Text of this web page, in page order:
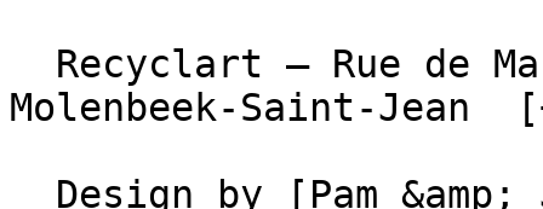
Molenbeek-Saint-